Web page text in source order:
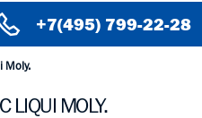
+7(495) 799-22-28
Moly.
MOLY.